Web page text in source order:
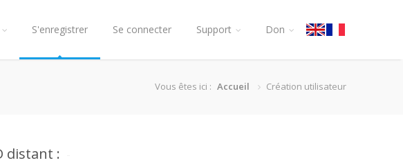
S'enregistrer Se connecter Support Don
Vous êtes ici : Accueil Création utilisateur
distant :